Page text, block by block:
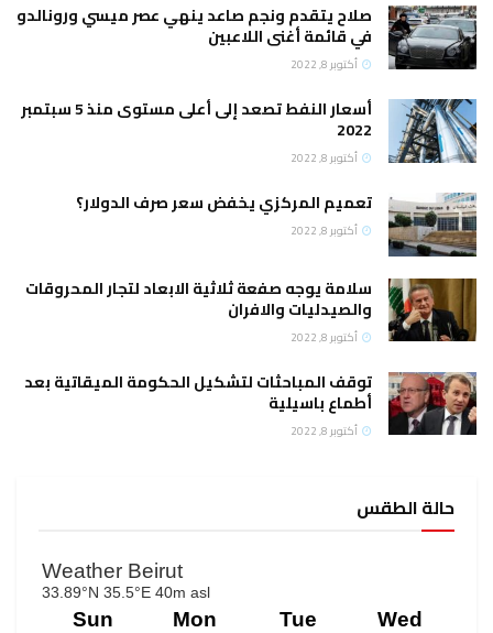
صلاح يتقدم ونجم صاعد ينهي عصر ميسي ورونالدو
في قائمة أغنى اللاعبين
أكتوبر 8, 2022
أسعار النفط تصعد إلى أعلى مستوى منذ 5 سبتمبر
2022
أكتوبر 8, 2022
تعميم المركزي يخفض سعر صرف الدولار؟
أكتوبر 8, 2022
سلامة يوجه صفعة ثلاثية الابعاد لتجار المحروقات
والصيدليات والافران
أكتوبر 8, 2022
توقف المباحثات لتشكيل الحكومة الميقاتية بعد
أطماع باسيلية
أكتوبر 8, 2022
حالة الطقس